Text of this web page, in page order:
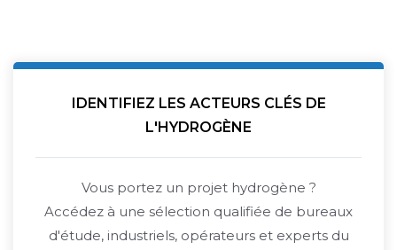
IDENTIFIEZ LES ACTEURS CLÉS DE
L'HYDROGÈNE
Vous portez un projet hydrogène ?
Accédez à une sélection qualifiée de bureaux
d'étude, industriels, opérateurs et experts du